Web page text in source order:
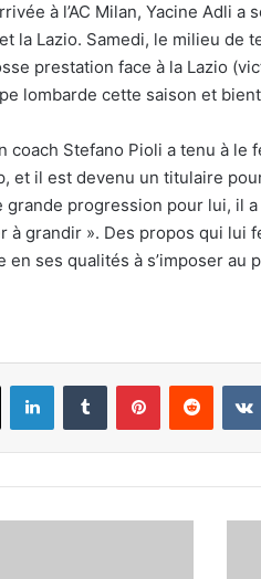
à l’AC Milan, Yacine Adli
la Lazio. Samedi, le milieu de
prestation face à la Lazio
lombarde cette saison et
coach Stefano Pioli a tenu à
et il est devenu un titulaire
grande progression pour lui, il
à grandir ». Des propos qui lui
en ses qualités à s’imposer au
X LinkedinTumblr PinterestReddit